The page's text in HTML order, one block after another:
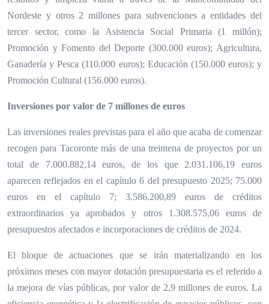
Nordeste y otros 2 millones para subvenciones a entidades del
tercer sector, como la Asistencia Social Primaria (1 millón);
Promoción y Fomento del Deporte (300.000 euros); Agricultura,
Ganadería y Pesca (110.000 euros); Educación (150.000 euros); y
Promoción Cultural (156.000 euros).
Inversiones por valor de 7 millones de euros
Las inversiones reales previstas para el año que acaba de comenzar
recogen para Tacoronte más de una treintena de proyectos por un
total de 7.000.882,14 euros, de los que 2.031.106,19 euros
aparecen reflejados en el capítulo 6 del presupuesto 2025; 75.000
euros en el capítulo 7; 3.586.200,89 euros de créditos
extraordinarios ya aprobados y otros 1.308.575,06 euros de
presupuestos afectados e incorporaciones de créditos de 2024.
El bloque de actuaciones que se irán materializando en los
próximos meses con mayor dotación presupuestaria es el referido a
la mejora de vías públicas, por valor de 2,9 millones de euros. La